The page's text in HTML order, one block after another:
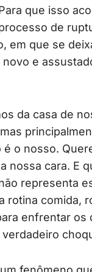
que isso
de
em que se
e
da casa de
é o nosso.
nossa cara. E
representa
rotina comida,
enfrentar os
verdadeiro